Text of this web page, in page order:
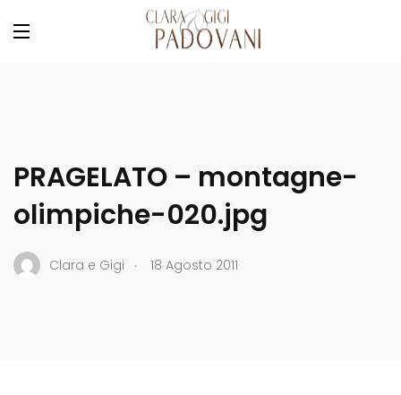
PRAGELATO – montagne-
olimpiche-020.jpg
Clara e Gigi . 18 Agosto 2011